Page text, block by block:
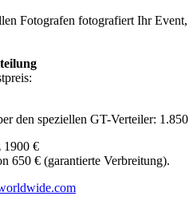
Fotografen fotografiert Ihr
den speziellen GT-Verteiler:
1900 €
650 € (garantierte Verbreitung).